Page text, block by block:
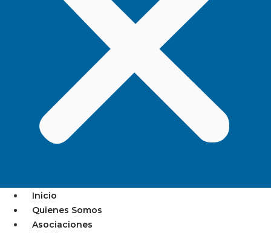
Inicio
Quienes Somos
Asociaciones